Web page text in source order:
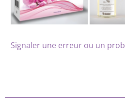
Signaler une erreur ou un